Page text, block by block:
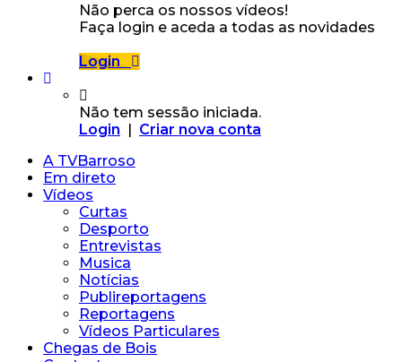
Não perca os nossos vídeos!
Faça login e aceda a todas as novidades
Login
Não tem sessão iniciada.
Login | Criar nova conta
A TVBarroso
Em direto
Vídeos
Curtas
Desporto
Entrevistas
Musica
Notícias
Publireportagens
Reportagens
Vídeos Particulares
Chegas de Bois